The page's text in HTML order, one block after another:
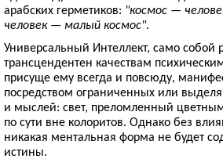
арабских герметиков: "космос —
человек — малый космос".
Универсальный Интеллект, само собой
трансцендентен качествам
присуще ему всегда и повсюду,
посредством ограниченных или
и мыслей: свет, преломленный
по сути вне колоритов. Однако без
никакая ментальная форма не будет
истины.